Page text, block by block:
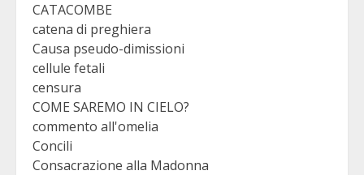
CATACOMBE
catena di preghiera
Causa pseudo-dimissioni
cellule fetali
censura
COME SAREMO IN CIELO?
commento all'omelia
Concili
Consacrazione alla Madonna